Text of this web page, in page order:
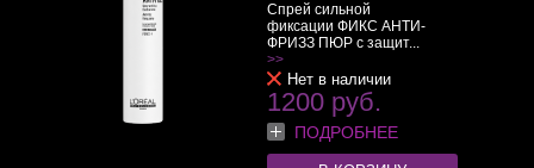
Спрей сильной
фиксации ФИКС АНТИ-
ФРИЗЗ ПЮР с защит...
>>
Нет в наличии
1200 руб.
ПОДРОБНЕЕ